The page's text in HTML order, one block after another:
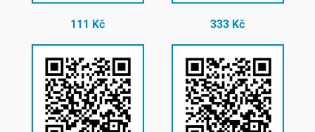
111 Kč 333 Kč